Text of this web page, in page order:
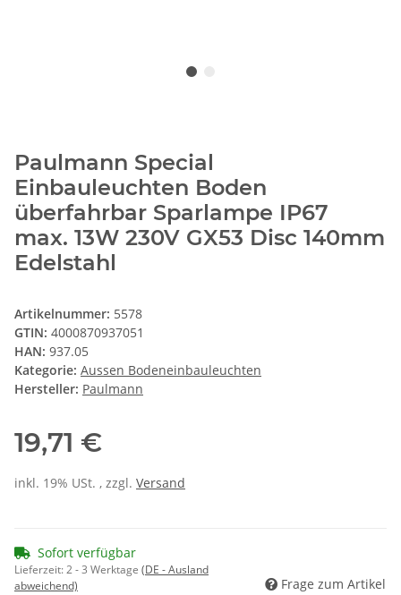
Paulmann Special
Einbauleuchten Boden
überfahrbar Sparlampe IP67
max. 13W 230V GX53 Disc 140mm
Edelstahl
Artikelnummer: 5578
GTIN: 4000870937051
HAN: 937.05
Kategorie: Aussen Bodeneinbauleuchten
Hersteller: Paulmann
19,71 €
inkl. 19% USt. , zzgl. Versand
Sofort verfügbar
Lieferzeit:2 - 3 Werktage (DE - Ausland
abweichend)
Frage zum Artikel